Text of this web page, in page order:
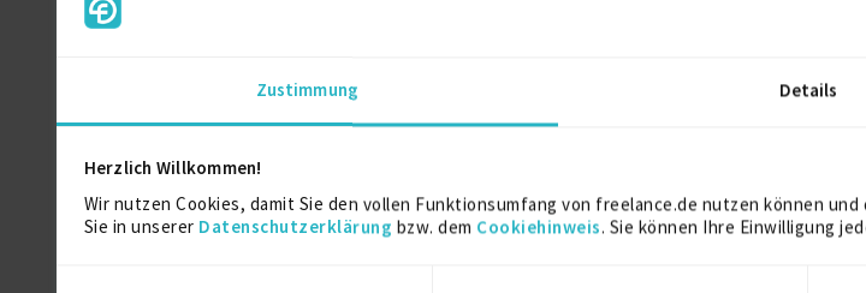
Zustimmung Details
Herzlich Willkommen!
Wir nutzen Cookies, damit Sie den vollen Funktionsumfang von freelance.de nutzen können
Sie in unserer Datenschutzerklärung bzw. dem Cookiehinweis. Sie können Ihre Einwilligung
Dieses Profil ist nur für registrierte